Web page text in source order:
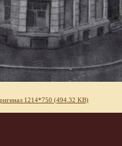
1214*750 (494.32 KB)